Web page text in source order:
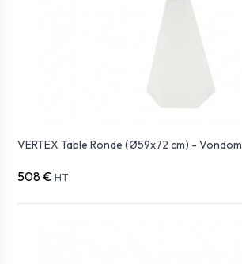
VERTEX Table Ronde (Ø59x72 cm) - Vondom
508 € HT